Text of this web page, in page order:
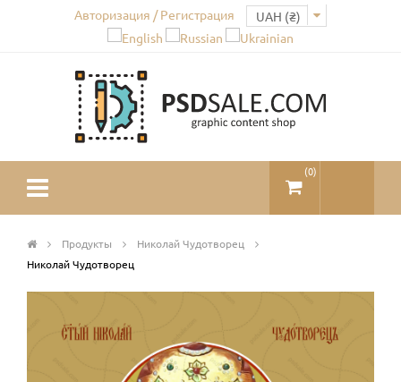
Авторизация / Регистрация
(0)
Продукты
Николай Чудотворец
Николай Чудотворец